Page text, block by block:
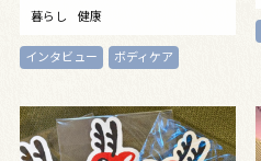
暮らし 健康
インタビュー ボディケア